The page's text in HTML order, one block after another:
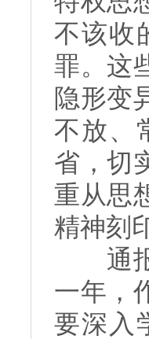
不该收
罪。这
隐形变
不放、
省，切
重从思
精神刻
通报
一年，
要深入